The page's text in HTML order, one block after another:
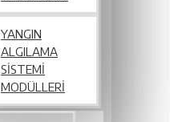
YANGIN
ALGILAMA
SISTEMI
MODÜLLERI